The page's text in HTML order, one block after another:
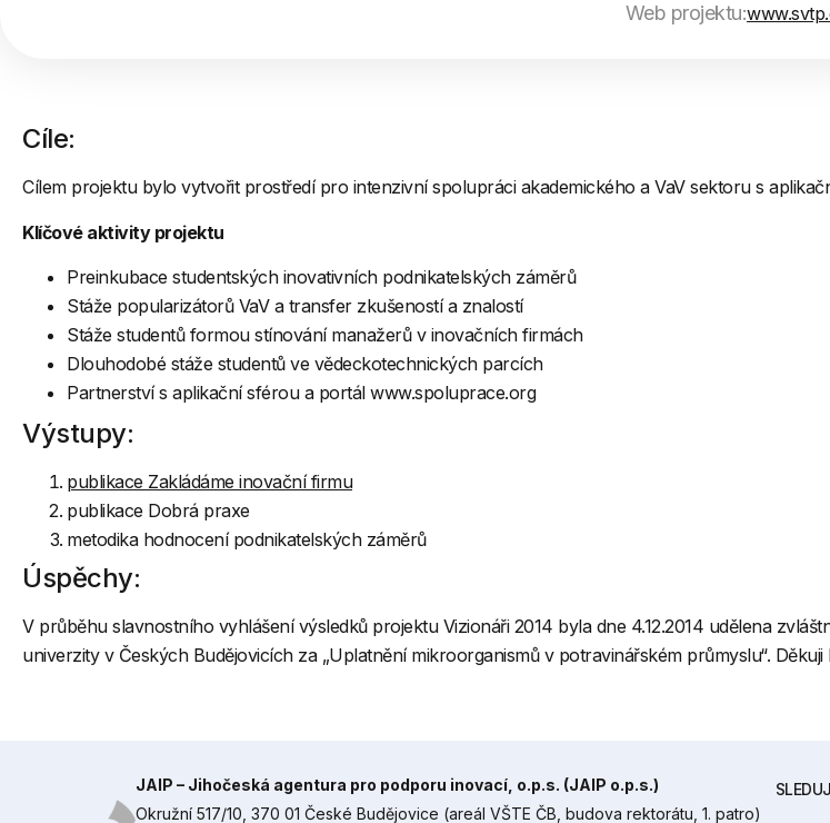
Web projektu:
Cíle:
Cílem projektu bylo vytvořit prostředí pro intenzivní spolupráci akademického a VaV sektoru s
Klíčové aktivity projektu
Preinkubace studentských inovativních podnikatelských záměrů
Stáže popularizátorů VaV a transfer zkušeností a znalostí
Stáže studentů formou stínování manažerů v inovačních firmách
Dlouhodobé stáže studentů ve vědeckotechnických parcích
Partnerství s aplikační sférou a portál www.spoluprace.org
Výstupy:
publikace Zakládáme inovační firmu
publikace Dobrá praxe
metodika hodnocení podnikatelských záměrů
Úspěchy:
V průběhu slavnostního vyhlášení výsledků projektu Vizionáři 2014 byla dne 4.12.2014 udělena
univerzity v Českých Budějovicích za „Uplatnění mikroorganismů v potravinářském průmyslu“.
JAIP – Jihočeská agentura pro podporu inovací, o.p.s. (JAIP o.p.s.)
Okružní 517/10, 370 01 České Budějovice (areál VŠTE ČB, budova rektorátu, 1. patro)